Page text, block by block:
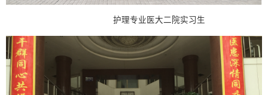
护理专业医大二院实习生